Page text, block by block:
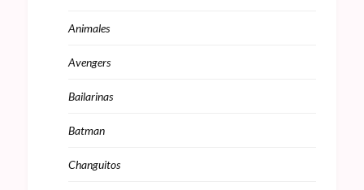
Animales
Avengers
Bailarinas
Batman
Changuitos